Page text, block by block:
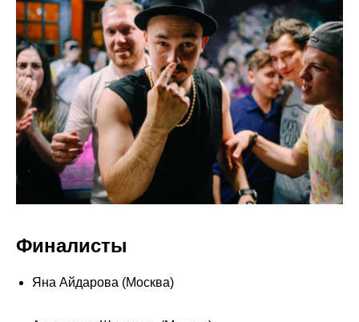
Финалисты
Яна Айдарова (Москва)